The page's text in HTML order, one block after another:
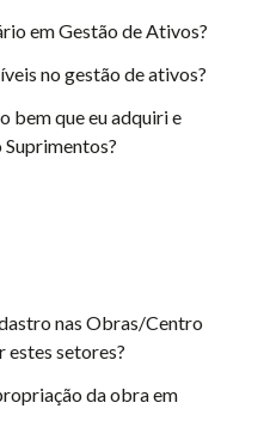
em Gestão de Ativos?
no gestão de ativos?
bem que eu adquiri e
nas Obras/Centro
estes setores?
da obra em